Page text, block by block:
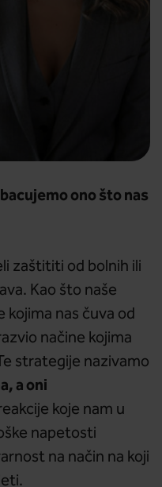
ono što nas
zaštititi od bolnih ili
Kao što naše
nas čuva od
načine kojima
strategije nazivamo
a oni
koje nam u
napetosti
na način na koji